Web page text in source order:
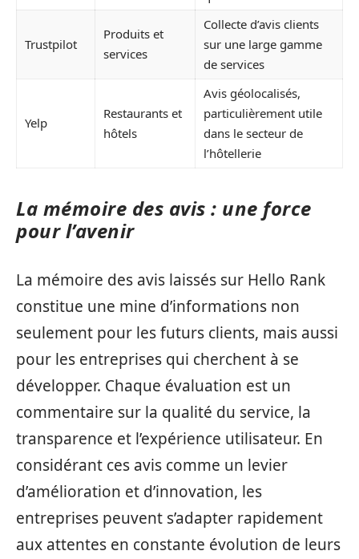
Trustpilot
Produits et
services
Collecte d’avis clients
sur une large gamme
de services
Yelp
Restaurants et
hôtels
Avis géolocalisés,
particulièrement utile
dans le secteur de
l’hôtellerie
La mémoire des avis : une force
pour l’avenir
La mémoire des avis laissés sur Hello Rank
constitue une mine d’informations non
seulement pour les futurs clients, mais aussi
pour les entreprises qui cherchent à se
développer. Chaque évaluation est un
commentaire sur la qualité du service, la
transparence et l’expérience utilisateur. En
considérant ces avis comme un levier
d’amélioration et d’innovation, les
entreprises peuvent s’adapter rapidement
aux attentes en constante évolution de leurs